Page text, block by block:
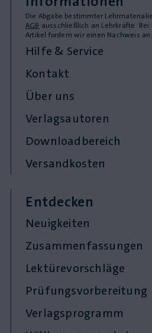
Die Abgabe bestimmter
AGB ausschließlich an Lehrkräfte.
Artikel fordern wir einen Nachweis an.
Hilfe & Service
Kontakt
Über uns
Verlagsautoren
Downloadbereich
Versandkosten
Entdecken
Neuigkeiten
Zusammenfassungen
Lektürevorschläge
Prüfungsvorbereitung
Verlagsprogramm